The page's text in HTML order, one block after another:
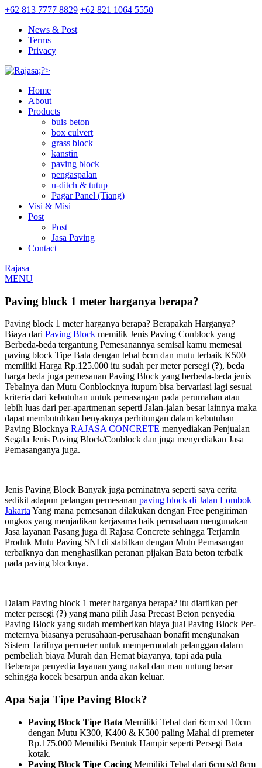
+62 813 7777 8829 +62 821 1064 5550
News & Post
Terms
Privacy
Home
About
Products
buis beton
box culvert
grass block
kanstin
paving block
pengaspalan
u-ditch & tutup
Pagar Panel (Tiang)
Visi & Misi
Post
Post
Jasa Paving
Contact
Rajasa
MENU
Paving block 1 meter harganya berapa?
Paving block 1 meter harganya berapa? Berapakah Harganya?
Biaya dari Paving Block memilik Jenis Paving Conblock yang
Berbeda-beda tergantung Pemesanannya semisal kamu memesai
paving block Tipe Bata dengan tebal 6cm dan mutu terbaik K500
memiliki Harga Rp.125.000 itu sudah per meter persegi (?), beda
harga beda juga pemesanan Paving Block yang berbeda-beda jenis
Tebalnya dan Mutu Conblocknya itupum bisa bervariasi lagi sesuai
kriteria dari kebutuhan untuk pemasangan pada perumahan atau
lebih luas dari per-apartmenan seperti Jalan-jalan besar lainnya maka
dapat membutuhkan benyaknya perhitungan dalam kebutuhan
Paving Blocknya RAJASA CONCRETE menyediakan Penjualan
Segala Jenis Paving Block/Conblock dan juga menyediakan Jasa
Pemasanganya juga.
Jenis Paving Block Banyak juga peminatnya seperti saya cerita
sedikit adapun pelangan pemesanan paving block di Jalan Lombok
JakartaYang mana pemesanan dilakukan dengan Free pengiriman
ongkos yang menjadikan kerjasama baik perusahaan mengunakan
Jasa layanan Pasang juga di Rajasa Concrete sehingga Terjamin
Produk Mutu Paving SNI di stabilkan dengan Mutu Pemasangan
terbaiknya dan menghasilkan peranan pijakan Bata beton terbaik
pada paving blocknya.
Dalam Paving block 1 meter harganya berapa? itu diartikan per
meter persegi (?) yang mana pilih Jasa Precast Beton penyedia
Paving Block yang sudah memberikan biaya jual Paving Block Per-
meternya biasanya perusahaan-perusahaan bonafit mengunakan
Sistem Tarifnya permeter untuk mempermudah pelanggan dalam
pembeliah biaya Murah dan Hemat biayanya, tapi ada pula
Beberapa penyedia layanan yang nakal dan mau untung besar
sehingga kocek besarpun anda akan keluar.
Apa Saja Tipe Paving Block?
Paving Block Tipe Bata Memiliki Tebal dari 6cm s/d 10cm
dengan Mutu K300, K400 & K500 paling Mahal di premeter
Rp.175.000 Memiliki Bentuk Hampir seperti Persegi Bata
kotak.
Paving Block Tipe Cacing Memiliki Tebal dari 6cm s/d 8cm